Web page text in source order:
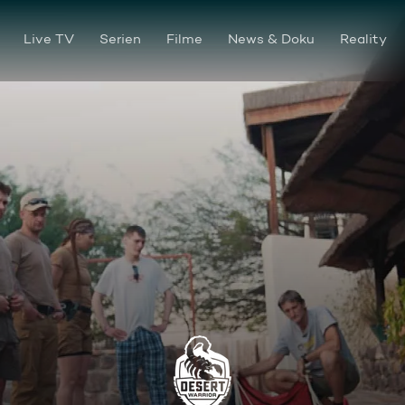
Live TV Serien Filme News & Doku Reality
Behind the Scenes: Sebo’s